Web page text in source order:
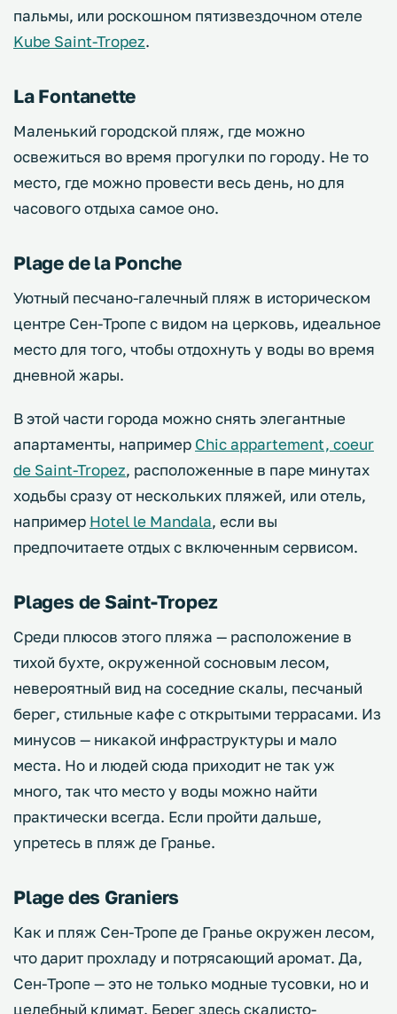
пальмы, или роскошном пятизвездочном отеле
Kube Saint-Tropez.
La Fontanette
Маленький городской пляж, где можно
освежиться во время прогулки по городу. Не то
место, где можно провести весь день, но для
часового отдыха самое оно.
Plage de la Ponche
Уютный песчано-галечный пляж в историческом
центре Сен-Тропе с видом на церковь, идеальное
место для того, чтобы отдохнуть у воды во время
дневной жары.
В этой части города можно снять элегантные
апартаменты, например Chic appartement, coeur
de Saint-Tropez, расположенные в паре минутах
ходьбы сразу от нескольких пляжей, или отель,
например Hotel le Mandala, если вы
предпочитаете отдых с включенным сервисом.
Plages de Saint-Tropez
Среди плюсов этого пляжа — расположение в
тихой бухте, окруженной сосновым лесом,
невероятный вид на соседние скалы, песчаный
берег, стильные кафе с открытыми террасами. Из
минусов — никакой инфраструктуры и мало
места. Но и людей сюда приходит не так уж
много, так что место у воды можно найти
практически всегда. Если пройти дальше,
упретесь в пляж де Гранье.
Plage des Graniers
Как и пляж Сен-Тропе де Гранье окружен лесом,
что дарит прохладу и потрясающий аромат. Да,
Сен-Тропе — это не только модные тусовки, но и
целебный климат. Берег здесь скалисто-